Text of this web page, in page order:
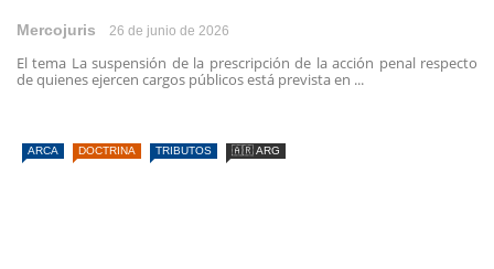
Mercojuris 26 de junio de 2026
El tema La suspensión de la prescripción de la acción penal respecto
de quienes ejercen cargos públicos está prevista en ...
ARCA DOCTRINA TRIBUTOS 🇦🇷 ARG